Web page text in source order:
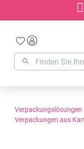
Verpackungslösungen
Verpackungen aus